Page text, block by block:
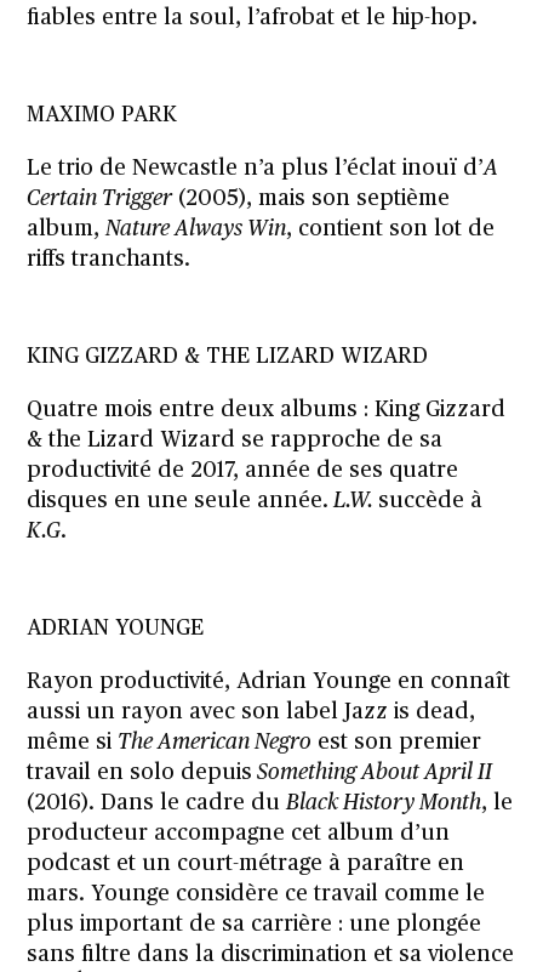
fiables entre la soul, l’afrobat et le hip-hop.
MAXIMO PARK
Le trio de Newcastle n’a plus l’éclat inouï d’A
Certain Trigger(2005), mais son septième
album, Nature Always Win, contient son lot de
riffs tranchants.
KING GIZZARD & THE LIZARD WIZARD
Quatre mois entre deux albums : King Gizzard
& the Lizard Wizard se rapproche de sa
productivité de 2017, année de ses quatre
disques en une seule année. L.W. succède à
K.G.
ADRIAN YOUNGE
Rayon productivité, Adrian Younge en connaît
aussi un rayon avec son label Jazz is dead,
même si The American Negro est son premier
travail en solo depuis Something About April II
(2016). Dans le cadre du Black History Month, le
producteur accompagne cet album d’un
podcast et un court-métrage à paraître en
mars. Younge considère ce travail comme le
plus important de sa carrière : une plongée
sans filtre dans la discrimination et sa violence